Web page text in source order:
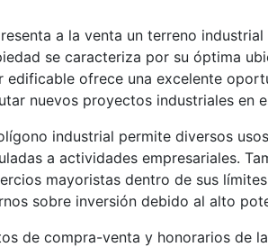
a la venta un terreno
se caracteriza por su óptima
edificable ofrece una excelente
nuevos proyectos industriales en
industrial permite diversos
a actividades empresariales.
mayoristas dentro de sus
sobre inversión debido al alto
de compra-venta y honorarios de